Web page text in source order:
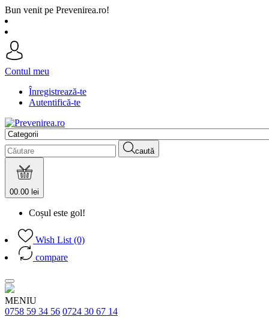
Bun venit pe Prevenirea.ro!
Contul meu
Înregistrează-te
Autentifică-te
caută
00.00 lei
Coșul este gol!
Wish List (0)
compare
MENIU
0758 59 34 56 0724 30 67 14